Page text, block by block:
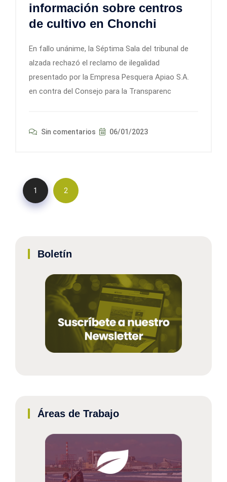
información sobre centros
de cultivo en Chonchi
En fallo unánime, la Séptima Sala del tribunal de
alzada rechazó el reclamo de ilegalidad
presentado por la Empresa Pesquera Apiao S.A.
en contra del Consejo para la Transparenc
Sin comentarios 06/01/2023
1 2
Boletín
Áreas de Trabajo